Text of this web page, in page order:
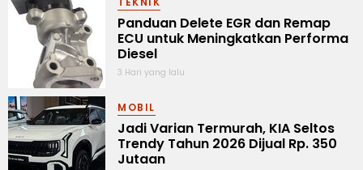
Panduan Delete EGR dan Remap
ECU untuk Meningkatkan Performa
Diesel
3 Hari yang lalu
MOBIL
Jadi Varian Termurah, KIA Seltos
Trendy Tahun 2026 Dijual Rp. 350
Jutaan